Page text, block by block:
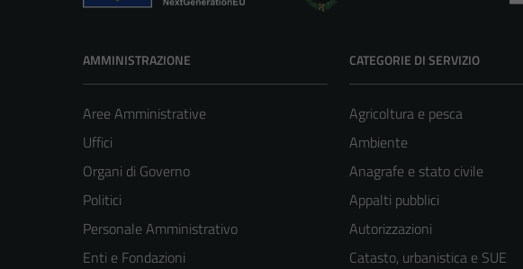
AMMINISTRAZIONE
Aree Amministrative
Uffici
Organi di Governo
Politici
Personale Amministrativo
Enti e Fondazioni
CATEGORIE DI SERVIZIO
Agricoltura e pesca
Ambiente
Anagrafe e stato civile
Appalti pubblici
Autorizzazioni
Catasto, urbanistica e SUE